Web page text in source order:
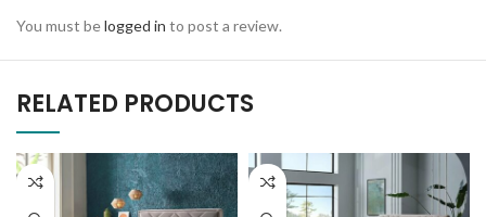
You must belogged in to post a review.
RELATED PRODUCTS